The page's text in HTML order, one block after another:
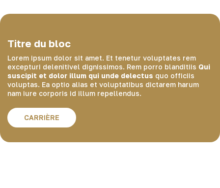
Titre du bloc
Lorem ipsum dolor sit amet. Et tenetur voluptates rem
excepturi delenitivel dignissimos. Rem porro blanditiis Qui
suscipit et dolor illum qui unde delectus quo officiis
voluptas. Ea optio alias et voluptatibus dictarem harum
nam iure corporis id illum repellendus.
CARRIÈRE